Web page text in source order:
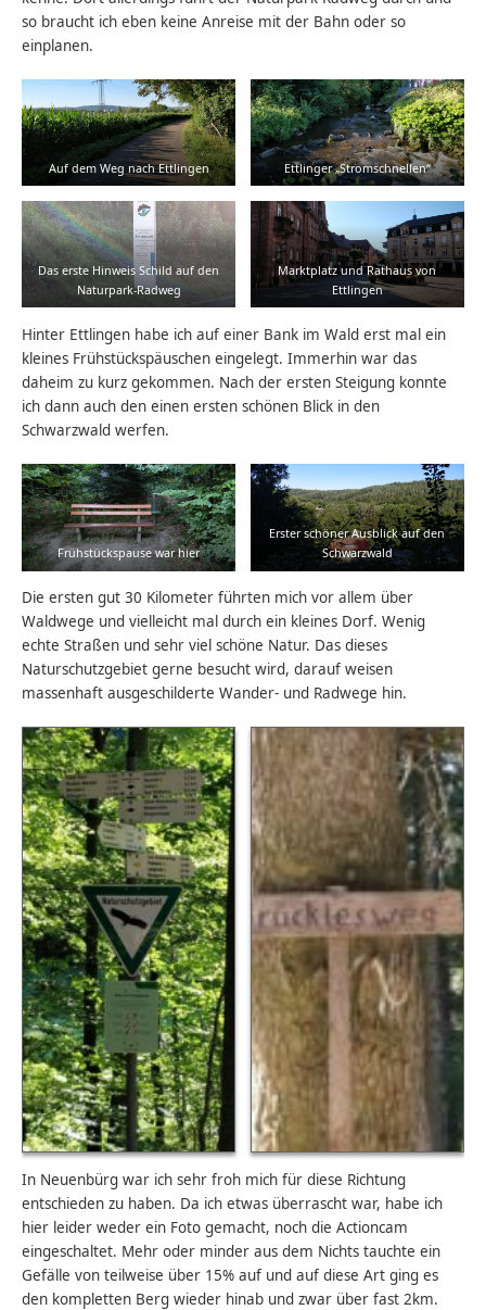
so braucht ich eben keine Anreise mit der Bahn oder so
einplanen.
Auf dem Weg nach Ettlingen Ettlinger „Stromschnellen“
Das erste Hinweis Schild auf den
Naturpark-Radweg
Marktplatz und Rathaus von
Ettlingen
Hinter Ettlingen habe ich auf einer Bank im Wald erst mal ein
kleines Frühstückspäuschen eingelegt. Immerhin war das
daheim zu kurz gekommen. Nach der ersten Steigung konnte
ich dann auch den einen ersten schönen Blick in den
Schwarzwald werfen.
Frühstückspause war hier
Erster schöner Ausblick auf den
Schwarzwald
Die ersten gut 30 Kilometer führten mich vor allem über
Waldwege und vielleicht mal durch ein kleines Dorf. Wenig
echte Straßen und sehr viel schöne Natur. Das dieses
Naturschutzgebiet gerne besucht wird, darauf weisen
massenhaft ausgeschilderte Wander- und Radwege hin.
In Neuenbürg war ich sehr froh mich für diese Richtung
entschieden zu haben. Da ich etwas überrascht war, habe ich
hier leider weder ein Foto gemacht, noch die Actioncam
eingeschaltet. Mehr oder minder aus dem Nichts tauchte ein
Gefälle von teilweise über 15% auf und auf diese Art ging es
den kompletten Berg wieder hinab und zwar über fast 2km.